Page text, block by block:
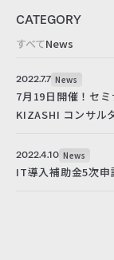
CATEGORY
すべてNews
2022.7.7 News
7月19日開催！セ
KIZASHI コンサル
2022.4.10 News
IT導入補助金5次